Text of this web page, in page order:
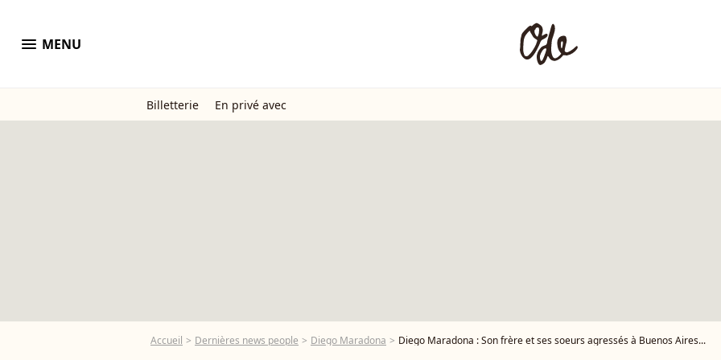
menu MENU
Billetterie En privé avec
Accueil Dernières news people Diego Maradona Diego Maradona : Son frère et ses soeurs agressés à Buenos Aires...